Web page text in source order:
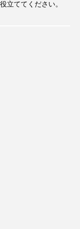
立ててください。